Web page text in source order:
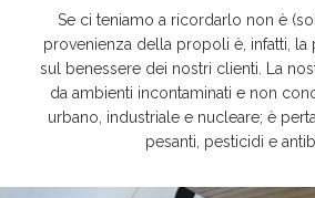
Se ci teniamo a ricordarlo non è
provenienza della propoli è, infatti, la
sul benessere dei nostri clienti. La
da ambienti incontaminati e non
urbano, industriale e nucleare; è
pesanti, pesticidi e